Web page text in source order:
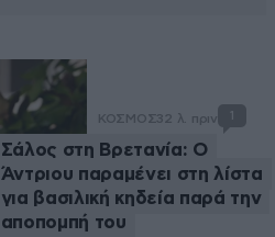
ΚΟΣΜΟΣ32 λ. πριν 1
Σάλος στη Βρετανία: Ο
Άντριου παραμένει στη λίστα
για βασιλική κηδεία παρά την
αποπομπή του